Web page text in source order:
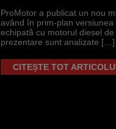
ProMotor a publicat un nou
având în prim-plan
echipată cu motorul diesel
prezentare sunt analizate […]
CITEȘTE TOT